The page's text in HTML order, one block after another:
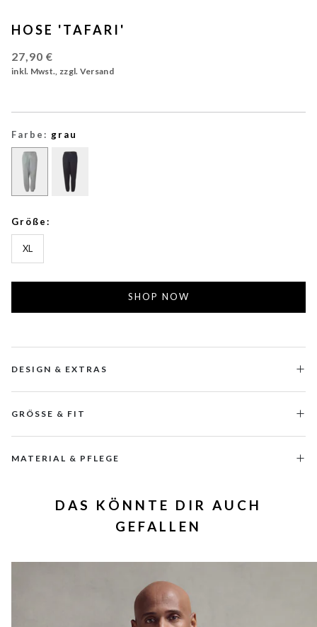
HOSE 'TAFARI'
27,90 €
inkl. Mwst., zzgl. Versand
Farbe: grau
Größe:
XL
SHOP NOW
DESIGN & EXTRAS
GRÖSSE & FIT
MATERIAL & PFLEGE
DAS KÖNNTE DIR AUCH
GEFALLEN